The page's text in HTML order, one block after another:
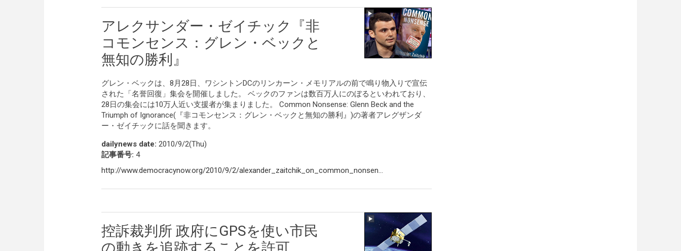
アレクサンダー・ゼイチック『非
コモンセンス：グレン・ベックと
無知の勝利』
グレン・ベックは、8月28日、ワシントンDCのリンカーン・メモリアルの前で鳴り物入りで宣伝
された「名誉回復」集会を開催しました。 ベックのファンは数百万人にのぼるといわれており、
28日の集会には10万人近い支援者が集まりました。 Common Nonsense: Glenn Beck and the
Triumph of Ignorance(『非コモンセンス：グレン・ベックと無知の勝利』)の著者アレグザンダ
ー・ゼイチックに話を聞きます。
dailynews date: 2010/9/2(Thu)
記事番号: 4
http://www.democracynow.org/2010/9/2/alexander_zaitchik_on_common_nonsen...
控訴裁判所 政府にGPSを使い市民